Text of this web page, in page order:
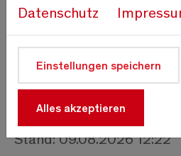
Sommerskigebiet ab
2026, bis auf Weiteres
Betrieb Alpin Express ab
Stand: 09.08.2026 12:22
Datenschutz
Einstellungen speichern
Alles akzeptieren